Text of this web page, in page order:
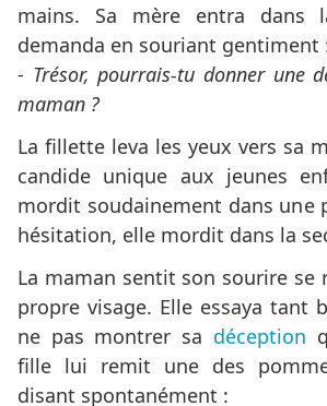
mains. Sa mère entra dans
demanda en souriant gentiment
- Trésor, pourrais-tu donner une
maman ?
La fillette leva les yeux vers sa
candide unique aux jeunes
mordit soudainement dans une
hésitation, elle mordit dans la
La maman sentit son sourire se
propre visage. Elle essaya tant
ne pas montrer sa déception
fille lui remit une des
disant spontanément :